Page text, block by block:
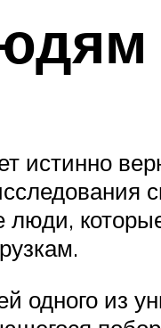
истинно
люди,
одного из